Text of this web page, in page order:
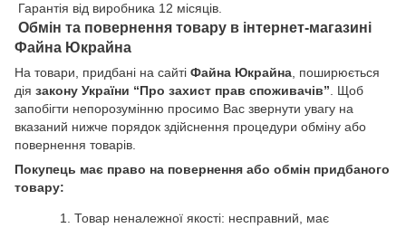
Гарантія від виробника 12 місяців.
Обмін та повернення товару в інтернет-магазині
Файна Юкрайна
На товари, придбані на сайті Файна Юкрайна , поширюється
дія закону України “Про захист прав споживачів” . Щоб
запобігти непорозумінню просимо Вас звернути увагу на
вказаний нижче порядок здійснення процедури обміну або
повернення товарів.
Покупець має право на повернення або обмін придбаного
товару:
Товар неналежної якості: несправний, має